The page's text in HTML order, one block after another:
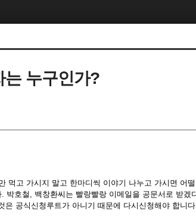
누구인가?
먹고 가시지 말고 한마디씩 이야기 나누고 가시면 어
박호철, 백창환씨는 빨랑빨랑 이메일을 공문서로 받겠
은 공식신청루트가 아니기 때문에 다시신청해야 합니